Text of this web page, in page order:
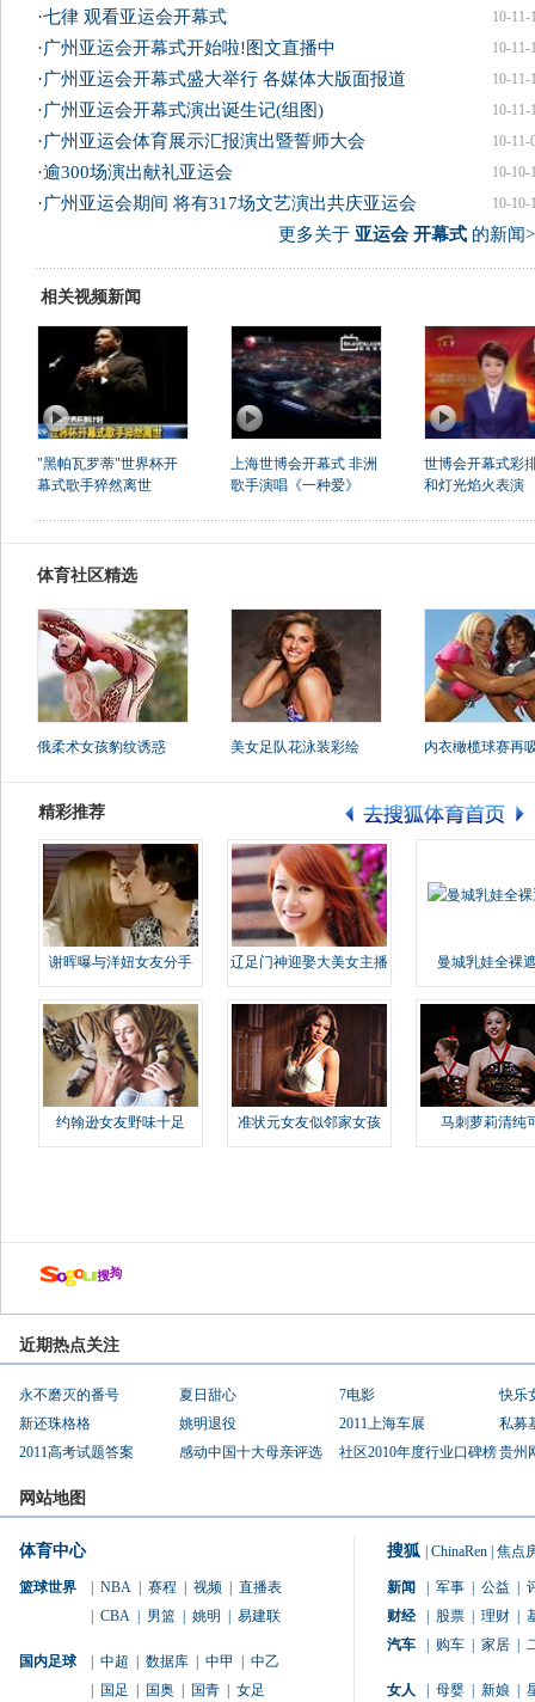
10-11-
·七律 观看亚运会开幕式
10-11-
·广州亚运会开幕式开始啦!图文直播中
10-11-
·广州亚运会开幕式盛大举行 各媒体大版面报道
10-11-
·广州亚运会开幕式演出诞生记(组图)
10-11-
·广州亚运会体育展示汇报演出暨誓师大会
10-10-
·逾300场演出献礼亚运会
10-10-
·广州亚运会期间 将有317场文艺演出共庆亚运会
更多关于 亚运会 开幕式的新闻
相关视频新闻
"黑帕瓦罗蒂"世界杯开
幕式歌手猝然离世
上海世博会开幕式 非洲
歌手演唱《一种爱》
世博会开幕式彩
和灯光焰火表演
体育社区精选
俄柔术女孩豹纹诱惑 美女足队花泳装彩绘 内衣橄榄球赛再
精彩推荐
谢晖曝与洋妞女友分手 辽足门神迎娶大美女主播 曼城乳娃全裸
约翰逊女友野味十足 准状元女友似邻家女孩 马刺萝莉清纯
近期热点关注
永不磨灭的番号 夏日甜心 7电影
快乐
新还珠格格
姚明退役 2011上海车展
私募
2011高考试题答案
感动中国十大母亲评选 社区2010年度行业口碑榜贵州
网站地图
体育中心
篮球世界 NBA 赛程 视频
直播表
CBA 男篮 姚明 易建联
国内足球 中超 数据库 中甲
中乙
国足 国奥 国青 女足
搜狐 ChinaRen 焦点
新闻 军事 公益
财经
股票 理财
汽车
购车 家居
女人 母婴 新娘